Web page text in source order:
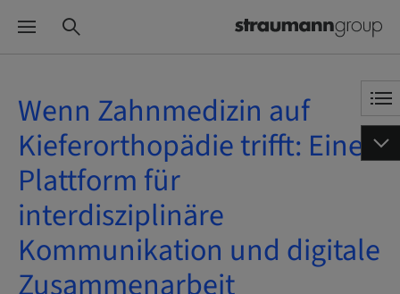
Wenn Zahnmedizin auf
Kieferorthopädie trifft: Eine
Plattform für
interdisziplinäre
Kommunikation und digitale